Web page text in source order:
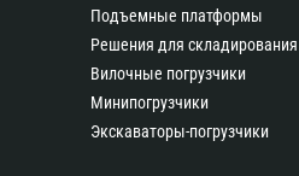
Подъемные платформы
Решения для складирования
Вилочные погрузчики
Минипогрузчики
Экскаваторы-погрузчики